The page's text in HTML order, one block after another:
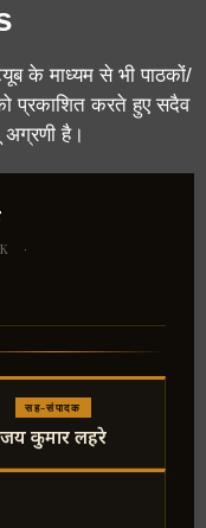
के माध्यम से भी पाठकों/
प्रकाशित करते हुए सदैव
अग्रणी है।
·
सह-संपादक
जय कुमार लहरे